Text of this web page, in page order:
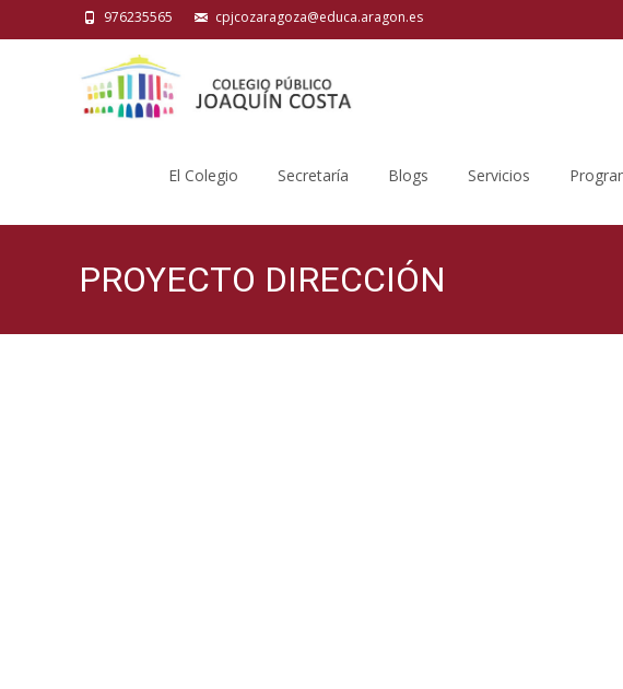
976235565 cpjcozaragoza@educa.aragon.es
El Colegio Secretaría Blogs Servicios
PROYECTO DIRECCIÓN